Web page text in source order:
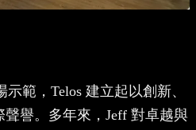
範，Telos 建立起以創新、
譽。多年來，Jeff 對卓越與